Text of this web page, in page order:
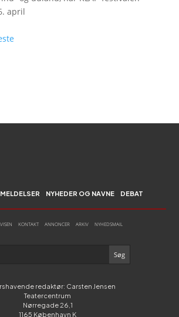
april
NYHEDER OG NAVNE DEBAT
KONTAKT ANNONCER ARKIV NYHEDSMAIL
redaktør: Carsten Jensen
Teatercentrum
Nørregade 26,1
1165 København K